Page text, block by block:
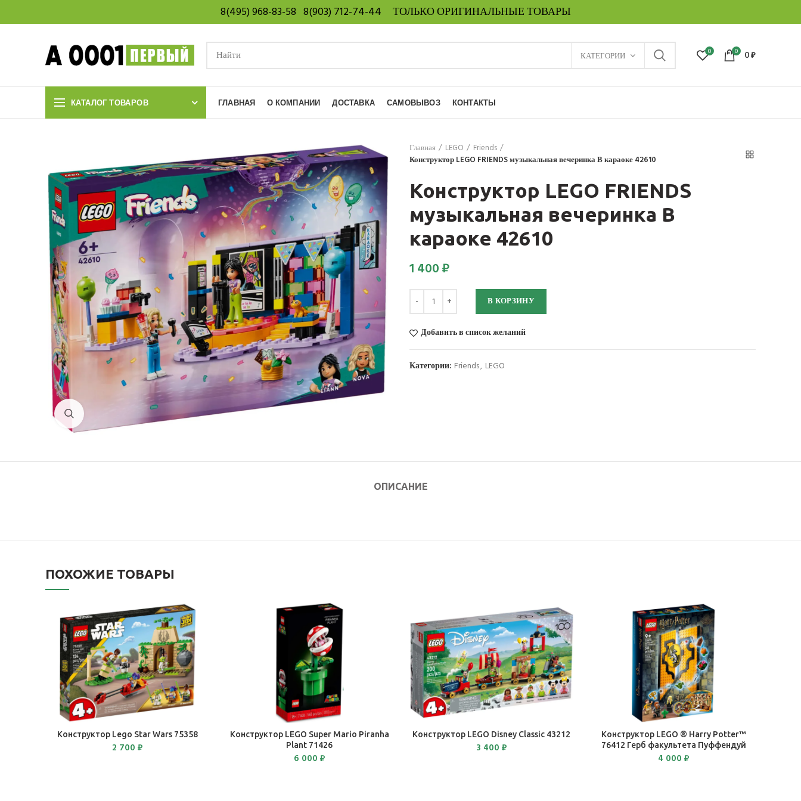
8(495) 968-83-58 8(903) 712-74-44 ТОЛЬКО ОРИГИНАЛЬНЫЕ ТОВАРЫ
КАТЕГОРИИ 0 0 0₽
КАТАЛОГ ТОВАРОВ ГЛАВНАЯ О КОМПАНИИ ДОСТАВКА САМОВЫВОЗ КОНТАКТЫ
Нажмите для увеличения
Главная LEGO
Friends
Конструктор LEGO FRIENDS музыкальная вечеринка В караоке 42610
Конструктор LEGO FRIENDS
музыкальная вечеринка В
караоке 42610
1 400₽
Количество В КОРЗИНУ
Добавить в список желаний
Категории: Friends, LEGO
ОПИСАНИЕ
ПОХОЖИЕ ТОВАРЫ
В КОРЗИНУ
Конструктор Lego Star Wars 75358
2 700₽
В КОРЗИНУ
Конструктор LEGO Super Mario Piranha
Plant 71426
6 000₽
В КОРЗИНУ
Конструктор LEGO Disney Сlassic 43212
3 400₽
В КОРЗИНУ
Конструктор LEGO ® Harry Potter™
76412 Герб факультета Пуффендуй
4 000₽